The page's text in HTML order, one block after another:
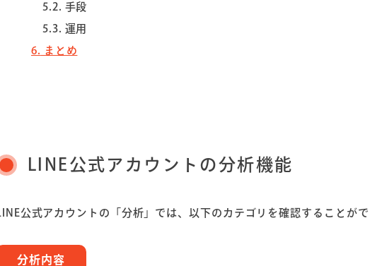
5.2 手段
5.3 運用
6 まとめ
LINE公式アカウントの分析機能
LINE公式アカウントの「分析」では、以下のカテゴリを確認することがで
分析内容